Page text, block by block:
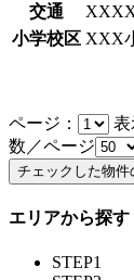
交通
小学校区 XXX
ページ： 表
数／ページ
エリアから探す
STEP1